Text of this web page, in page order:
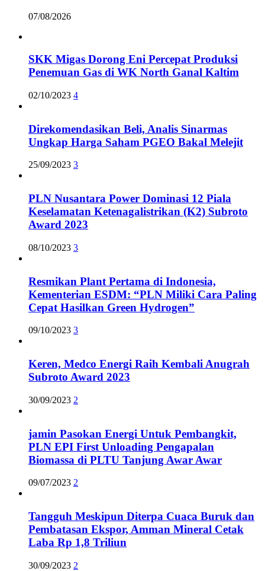
07/08/2026
SKK Migas Dorong Eni Percepat Produksi
Penemuan Gas di WK North Ganal Kaltim
02/10/2023 4
Direkomendasikan Beli, Analis Sinarmas
Ungkap Harga Saham PGEO Bakal Melejit
25/09/2023 3
PLN Nusantara Power Dominasi 12 Piala
Keselamatan Ketenagalistrikan (K2) Subroto
Award 2023
08/10/2023 3
Resmikan Plant Pertama di Indonesia,
Kementerian ESDM: “PLN Miliki Cara Paling
Cepat Hasilkan Green Hydrogen”
09/10/2023 3
Keren, Medco Energi Raih Kembali Anugrah
Subroto Award 2023
30/09/2023 2
jamin Pasokan Energi Untuk Pembangkit,
PLN EPI First Unloading Pengapalan
Biomassa di PLTU Tanjung Awar Awar
09/07/2023 2
Tangguh Meskipun Diterpa Cuaca Buruk dan
Pembatasan Ekspor, Amman Mineral Cetak
Laba Rp 1,8 Triliun
30/09/2023 2